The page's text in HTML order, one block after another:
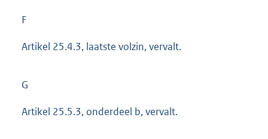
F
Artikel 25.4.3, laatste volzin, vervalt.
G
Artikel 25.5.3, onderdeel b, vervalt.